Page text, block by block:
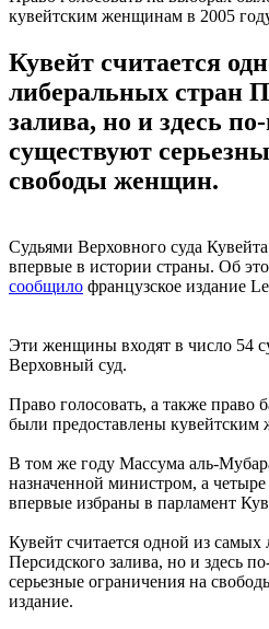
кувейтским женщинам в 2005
Кувейт считается
либеральных стран
залива, но и здесь
существуют
свободы женщин.
Судьями Верховного суда
впервые в истории страны. Об
сообщило французское издание
Эти женщины входят в число 54
Верховный суд.
Право голосовать, а также право
были предоставлены кувейтским
В том же году Массума аль-
назначенной министром, а
впервые избраны в парламент
Кувейт считается одной из самых
Персидского залива, но и здесь
серьезные ограничения на
издание.